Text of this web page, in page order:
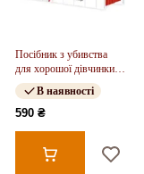
Посібник з убивства
для хорошої дівчинки.
Книга 01
В наявності
590 ₴